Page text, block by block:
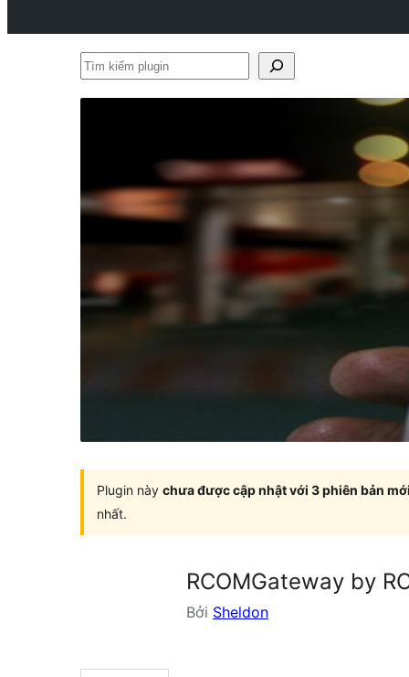
Tìm
Plugin này chưa được cập nhật với 3 phiên bản
nhất.
RCOMGateway by
Bởi Sheldon